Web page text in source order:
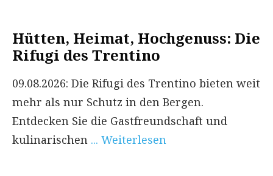
Hütten, Heimat, Hochgenuss: Die
Rifugi des Trentino
09.08.2026: Die Rifugi des Trentino bieten weit
mehr als nur Schutz in den Bergen.
Entdecken Sie die Gastfreundschaft und
kulinarischen ... Weiterlesen